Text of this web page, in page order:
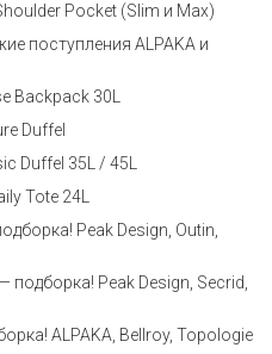
Pocket (Slim и Max)
поступления ALPAKA и
Backpack 30L
Duffel
Duffel 35L / 45L
Tote 24L
Peak Design, Outin,
Peak Design, Secrid,
ALPAKA, Bellroy, Topologie